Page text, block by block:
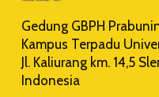
Gedung GBPH
Kampus Terpadu
Jl. Kaliurang km. 14,5
Indonesia